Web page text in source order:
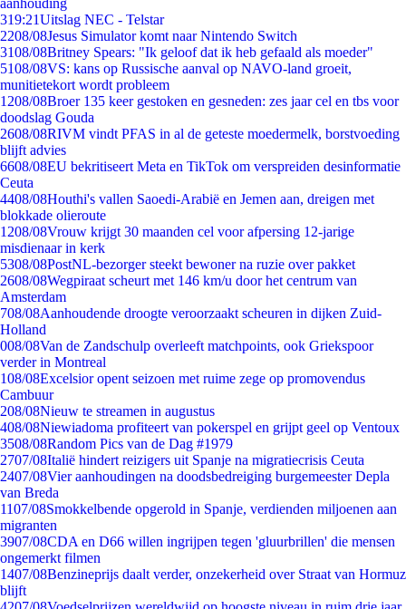
aanhouding
319:21Uitslag NEC - Telstar
2208/08Jesus Simulator komt naar Nintendo Switch
3108/08Britney Spears: "Ik geloof dat ik heb gefaald als moeder"
5108/08VS: kans op Russische aanval op NAVO-land groeit,
munitietekort wordt probleem
1208/08Broer 135 keer gestoken en gesneden: zes jaar cel en tbs voor
doodslag Gouda
2608/08RIVM vindt PFAS in al de geteste moedermelk, borstvoeding
blijft advies
6608/08EU bekritiseert Meta en TikTok om verspreiden desinformatie
Ceuta
4408/08Houthi's vallen Saoedi-Arabië en Jemen aan, dreigen met
blokkade olieroute
1208/08Vrouw krijgt 30 maanden cel voor afpersing 12-jarige
misdienaar in kerk
5308/08PostNL-bezorger steekt bewoner na ruzie over pakket
2608/08Wegpiraat scheurt met 146 km/u door het centrum van
Amsterdam
708/08Aanhoudende droogte veroorzaakt scheuren in dijken Zuid-
Holland
008/08Van de Zandschulp overleeft matchpoints, ook Griekspoor
verder in Montreal
108/08Excelsior opent seizoen met ruime zege op promovendus
Cambuur
208/08Nieuw te streamen in augustus
408/08Niewiadoma profiteert van pokerspel en grijpt geel op Ventoux
3508/08Random Pics van de Dag #1979
2707/08Italië hindert reizigers uit Spanje na migratiecrisis Ceuta
2407/08Vier aanhoudingen na doodsbedreiging burgemeester Depla
van Breda
1107/08Smokkelbende opgerold in Spanje, verdienden miljoenen aan
migranten
3907/08CDA en D66 willen ingrijpen tegen 'gluurbrillen' die mensen
ongemerkt filmen
1407/08Benzineprijs daalt verder, onzekerheid over Straat van Hormuz
blijft